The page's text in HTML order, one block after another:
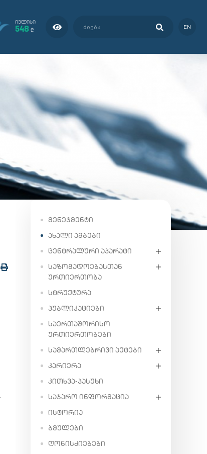
ᲘᲕᲚᲘᲡᲘ
548 ₾ EN
ᲛᲔᲜᲔᲯᲛᲔᲜᲢᲘ
ᲐᲮᲐᲚᲘ ᲐᲛᲑᲔᲑᲘ
ᲪᲔᲜᲢᲠᲐᲚᲣᲠᲘ ᲐᲞᲐᲠᲐᲢᲘ
ᲡᲐᲖᲝᲒᲐᲓᲝᲔᲑᲐᲡᲗᲐᲜ
ᲣᲠᲗᲘᲔᲠᲗᲝᲑᲐ
ᲡᲢᲠᲣᲥᲢᲣᲠᲐ
ᲞᲣᲑᲚᲘᲙᲐᲪᲘᲔᲑᲘ
ᲡᲐᲔᲠᲗᲐᲨᲝᲠᲘᲡᲝ
ᲣᲠᲗᲘᲔᲠᲗᲝᲑᲔᲑᲘ
ᲡᲐᲛᲐᲠᲗᲚᲔᲑᲠᲘᲕᲘ ᲐᲥᲢᲔᲑᲘ
ᲙᲐᲠᲘᲔᲠᲐ
ᲙᲘᲗᲮᲕᲐ-ᲞᲐᲡᲣᲮᲘ
ᲡᲐᲯᲐᲠᲝ ᲘᲜᲤᲝᲠᲛᲐᲪᲘᲐ
ᲘᲡᲢᲝᲠᲘᲐ
ᲑᲛᲣᲚᲔᲑᲘ
ᲦᲝᲜᲘᲡᲫᲘᲔᲑᲔᲑᲘ